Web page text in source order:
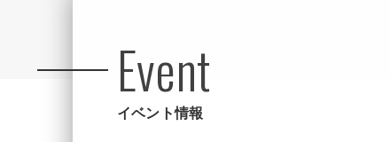
Event
イベント情報